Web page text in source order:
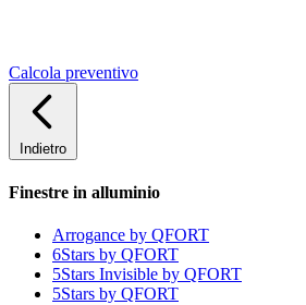
Calcola preventivo
Indietro
Finestre in alluminio
Arrogance by QFORT
6Stars by QFORT
5Stars Invisible by QFORT
5Stars by QFORT